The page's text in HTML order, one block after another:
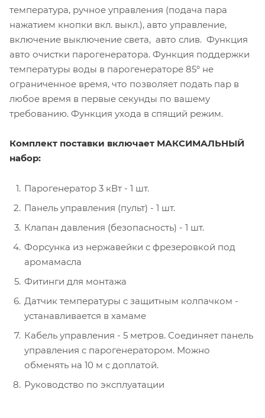
температура, ручное управления (подача пара
нажатием кнопки вкл. выкл.), авто управление,
включение выключение света, авто слив. Функция
авто очистки парогенератора. Функция поддержки
температуры воды в парогенераторе 85° не
ограниченное время, что позволяет подать пар в
любое время в первые секунды по вашему
требованию. Функция ухода в спящий режим.
Комплект поставки включает МАКСИМАЛЬНЫЙ
набор:
Парогенератор 3 кВт - 1 шт.
Панель управления (пульт) - 1 шт.
Клапан давления (безопасность) - 1 шт.
Форсунка из нержавейки с фрезеровкой под
аромамасла
Фитинги для монтажа
Датчик температуры с защитным колпачком -
устанавливается в хамаме
Кабель управления - 5 метров. Соединяет панель
управления с парогенератором. Можно
обменять на 10 м с доплатой.
Руководство по эксплуатации